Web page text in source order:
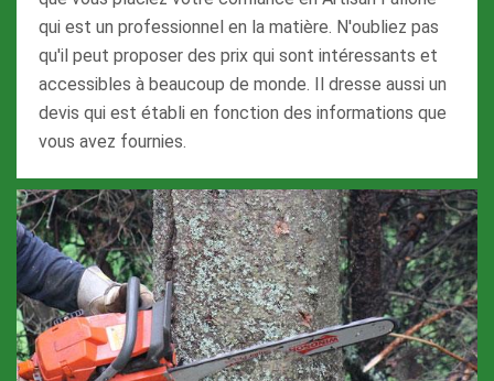
qui est un professionnel en la matière. N'oubliez pas
qu'il peut proposer des prix qui sont intéressants et
accessibles à beaucoup de monde. Il dresse aussi un
devis qui est établi en fonction des informations que
vous avez fournies.